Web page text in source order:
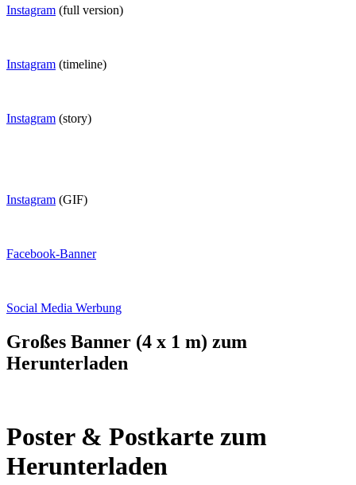
Instagram (full version)
Instagram (timeline)
Instagram (story)
Instagram (GIF)
Facebook-Banner
Social Media Werbung
Großes Banner (4 x 1 m) zum
Herunterladen
Poster & Postkarte zum
Herunterladen